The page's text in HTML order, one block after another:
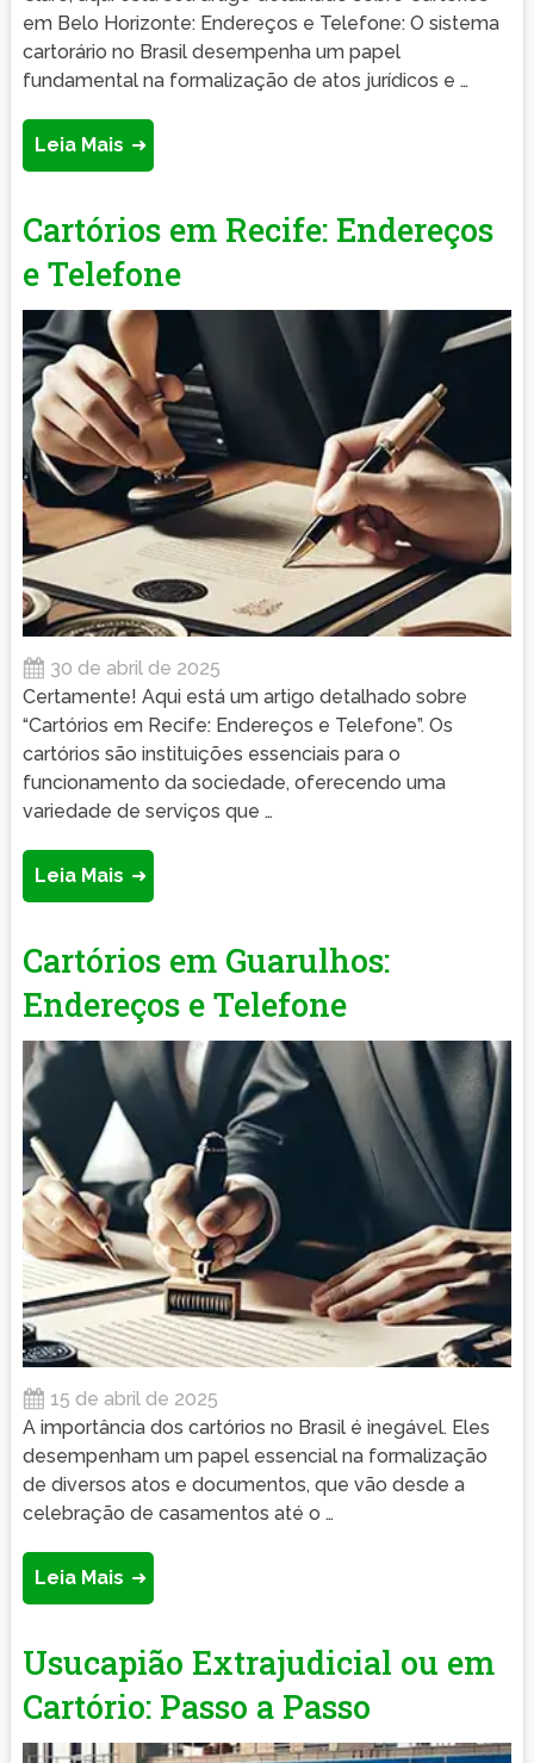
em Belo Horizonte: Endereços e Telefone: O sistema
cartorário no Brasil desempenha um papel
fundamental na formalização de atos jurídicos e …
Leia Mais
Cartórios em Recife: Endereços
e Telefone
30 de abril de 2025
Certamente! Aqui está um artigo detalhado sobre
“Cartórios em Recife: Endereços e Telefone”. Os
cartórios são instituições essenciais para o
funcionamento da sociedade, oferecendo uma
variedade de serviços que …
Leia Mais
Cartórios em Guarulhos:
Endereços e Telefone
15 de abril de 2025
A importância dos cartórios no Brasil é inegável. Eles
desempenham um papel essencial na formalização
de diversos atos e documentos, que vão desde a
celebração de casamentos até o …
Leia Mais
Usucapião Extrajudicial ou em
Cartório: Passo a Passo